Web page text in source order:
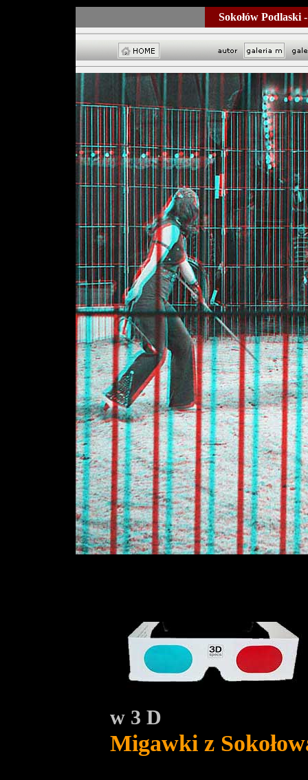
Sokołów Podlaski
w 3 D
Migawki z